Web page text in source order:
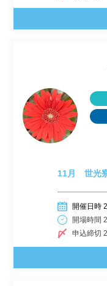
11月 世光
開催日時
開場時間
申込締切